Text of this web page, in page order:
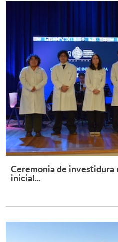
Ceremonia de investidura
inicial...